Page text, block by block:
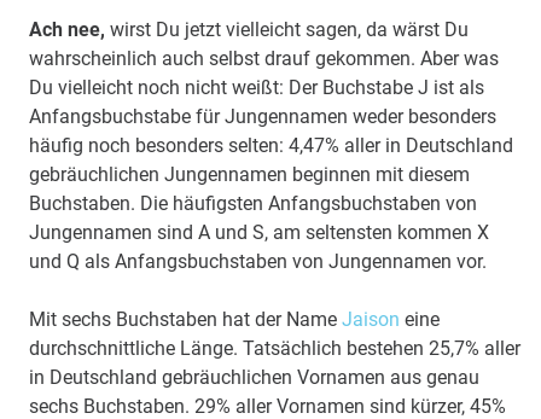
Ach nee, wirst Du jetzt vielleicht sagen, da wärst Du
wahrscheinlich auch selbst drauf gekommen. Aber was
Du vielleicht noch nicht weißt: Der Buchstabe J ist als
Anfangsbuchstabe für Jungennamen weder besonders
häufig noch besonders selten: 4,47% aller in Deutschland
gebräuchlichen Jungennamen beginnen mit diesem
Buchstaben. Die häufigsten Anfangsbuchstaben von
Jungennamen sind A und S, am seltensten kommen X
und Q als Anfangsbuchstaben von Jungennamen vor.
Mit sechs Buchstaben hat der Name Jaison eine
durchschnittliche Länge. Tatsächlich bestehen 25,7% aller
in Deutschland gebräuchlichen Vornamen aus genau
sechs Buchstaben. 29% aller Vornamen sind kürzer, 45%